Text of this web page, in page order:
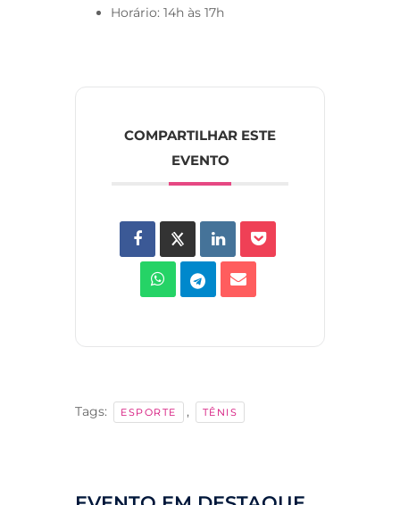
Horário: 14h às 17h
COMPARTILHAR ESTE
EVENTO
Tags: ESPORTE , TÊNIS